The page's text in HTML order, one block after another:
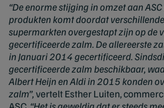
“De enorme stijging in omzet aan
produkten komt doordat
supermarkten overgestapt zijn op de
gecertificeerde zalm. De allereerste
in Januari 2014 gecertificeerd.
gecertificeerde zalm beschikbaar,
Albert Heijn en Aldi in 2015 konden
zalm”,vertelt Esther Luiten,